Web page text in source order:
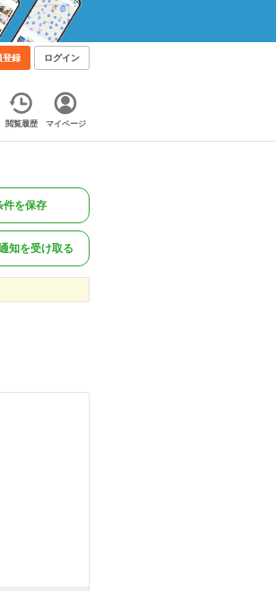
登録 ログイン
閲覧履歴 マイページ
件を保存
知を受け取る